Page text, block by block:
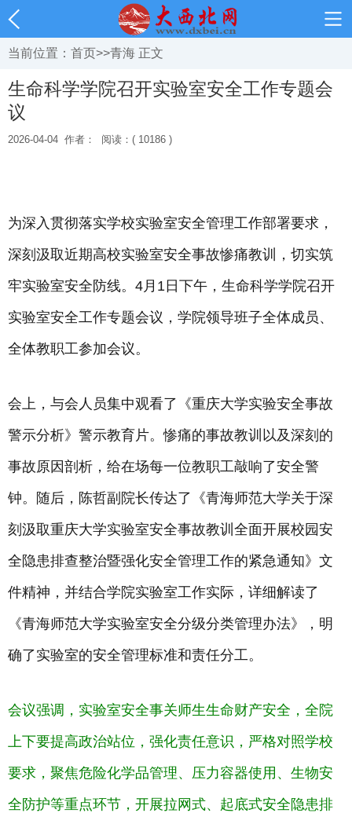
当前位置： 首页>>青海 正文
生命科学学院召开实验室安全工作专题会
议
2026-04-04 作者： 阅读：( 10186 )
为深入贯彻落实学校实验室安全管理工作部署要求，
深刻汲取近期高校实验室安全事故惨痛教训，切实筑
牢实验室安全防线。4月1日下午，生命科学学院召开
实验室安全工作专题会议，学院领导班子全体成员、
全体教职工参加会议。
会上，与会人员集中观看了《重庆大学实验安全事故
警示分析》警示教育片。惨痛的事故教训以及深刻的
事故原因剖析，给在场每一位教职工敲响了安全警
钟。随后，陈哲副院长传达了《青海师范大学关于深
刻汲取重庆大学实验室安全事故教训全面开展校园安
全隐患排查整治暨强化安全管理工作的紧急通知》文
件精神，并结合学院实验室工作实际，详细解读了
《青海师范大学实验室安全分级分类管理办法》，明
确了实验室的安全管理标准和责任分工。
会议强调，实验室安全事关师生生命财产安全，全院
上下要提高政治站位，强化责任意识，严格对照学校
要求，聚焦危险化学品管理、压力容器使用、生物安
全防护等重点环节，开展拉网式、起底式安全隐患排